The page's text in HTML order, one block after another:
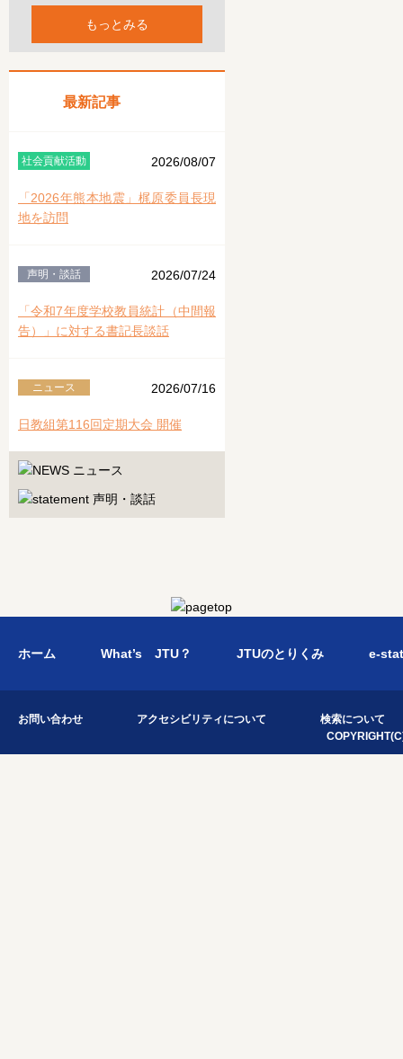
もっとみる
最新記事
社会貢献活動 2026/08/07
「2026年熊本地震」梶原委員長現
地を訪問
声明・談話 2026/07/24
「令和7年度学校教員統計（中間報
告）」に対する書記長談話
ニュース 2026/07/16
日教組第116回定期大会 開催
ホーム What’s JTU？ JTUのとりくみ e-
お問い合わせ アクセシビリティについて
検索について